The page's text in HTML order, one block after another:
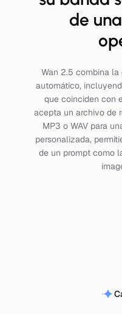
de
Wan 2.5 combina
automático,
que coinciden con
acepta un archivo de
MP3 o WAV para
personalizada,
de un prompt como